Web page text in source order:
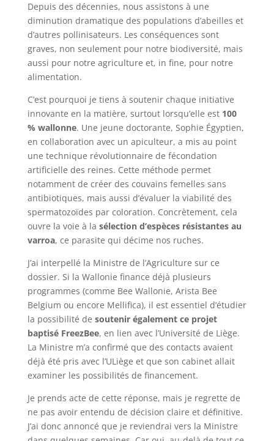
Depuis des décennies, nous assistons à une
diminution dramatique des populations d’abeilles et
d’autres pollinisateurs. Les conséquences sont
graves, non seulement pour notre biodiversité, mais
aussi pour notre agriculture et, in fine, pour notre
alimentation.
C’est pourquoi je tiens à soutenir chaque initiative
innovante en la matière, surtout lorsqu’elle est 100
% wallonne. Une jeune doctorante, Sophie Égyptien,
en collaboration avec un apiculteur, a mis au point
une technique révolutionnaire de fécondation
artificielle des reines. Cette méthode permet
notamment de créer des couvains femelles sans
antibiotiques, mais aussi d’évaluer la viabilité des
spermatozoïdes par coloration. Concrètement, cela
ouvre la voie à la sélection d’espèces résistantes au
varroa, ce parasite qui décime nos ruches.
J’ai interpellé la Ministre de l’Agriculture sur ce
dossier. Si la Wallonie finance déjà plusieurs
programmes (comme Bee Wallonie, Arista Bee
Belgium ou encore Mellifica), il est essentiel d’étudier
la possibilité de soutenir également ce projet
baptisé FreezBee, en lien avec l’Université de Liège.
La Ministre m’a confirmé que des contacts avaient
déjà été pris avec l’ULiège et que son cabinet allait
examiner les possibilités de financement.
Je prends acte de cette réponse, mais je regrette de
ne pas avoir entendu de décision claire et définitive.
J’ai donc annoncé que je reviendrai vers la Ministre